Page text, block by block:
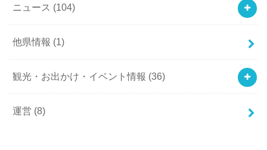
ニュース (104)
他県情報 (1)
観光・お出かけ・イベント情報 (36)
運営 (8)